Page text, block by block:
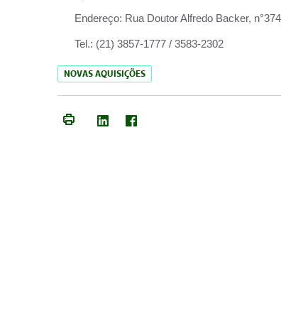
Endereço: Rua Doutor Alfredo Backer,
Tel.: (21) 3857-1777 / 3583-2302
NOVAS AQUISIÇÕES